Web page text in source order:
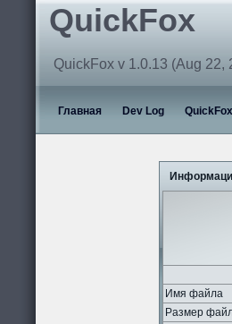
QuickFox
QuickFox v 1.0.13 (Aug 22,
Главная Dev Log
Имя файла
Размер